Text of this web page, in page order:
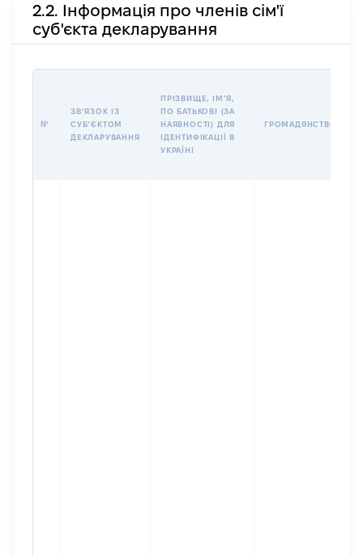
2.2. Інформація про членів сім'ї
суб'єкта декларування
№
ЗВʼЯЗОК ІЗ
СУБʼЄКТОМ
ДЕКЛАРУВАННЯ
ПРІЗВИЩЕ, ІМʼЯ,
ПО БАТЬКОВІ (ЗА
НАЯВНОСТІ) ДЛЯ
ІДЕНТИФІКАЦІЇ В
УКРАЇНІ
ГРОМАДЯНСТВО